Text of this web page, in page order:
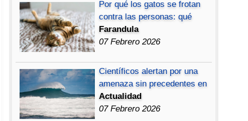
Por qué los gatos se frotan
contra las personas: qué
Farandula
07 Febrero 2026
Científicos alertan por una
amenaza sin precedentes en
Actualidad
07 Febrero 2026